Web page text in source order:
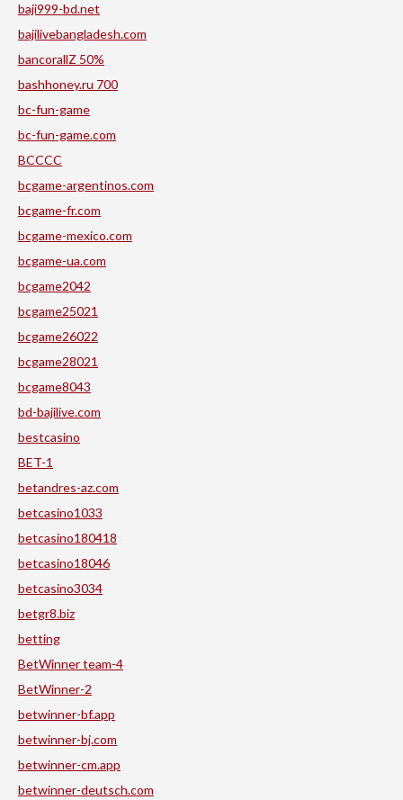
baji999-bd.net
bajilivebangladesh.com
bancorallZ 50%
bashhoney.ru 700
bc-fun-game
bc-fun-game.com
BCCCC
bcgame-argentinos.com
bcgame-fr.com
bcgame-mexico.com
bcgame-ua.com
bcgame2042
bcgame25021
bcgame26022
bcgame28021
bcgame8043
bd-bajilive.com
bestcasino
BET-1
betandres-az.com
betcasino1033
betcasino180418
betcasino18046
betcasino3034
betgr8.biz
betting
BetWinner team-4
BetWinner-2
betwinner-bf.app
betwinner-bj.com
betwinner-cm.app
betwinner-deutsch.com